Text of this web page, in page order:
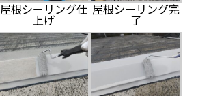
屋根シーリング仕
上げ
屋根シーリング完
了